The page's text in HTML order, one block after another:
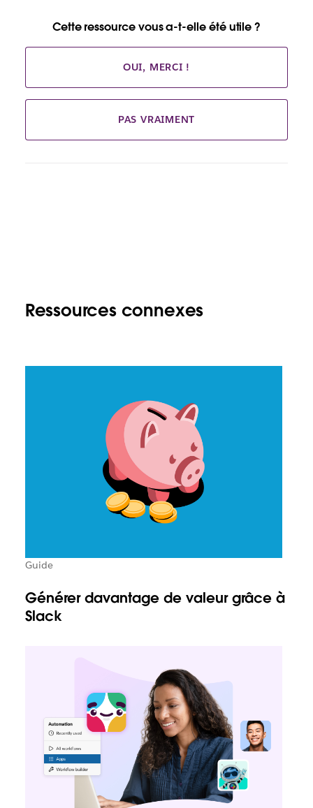
Cette ressource vous a-t-elle été utile ?
OUI, MERCI !
PAS VRAIMENT
Ressources connexes
Guide
Générer davantage de valeur grâce à
Slack